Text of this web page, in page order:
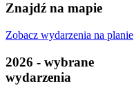
Znajdź na mapie
Zobacz wydarzenia na planie
2026 - wybrane
wydarzenia